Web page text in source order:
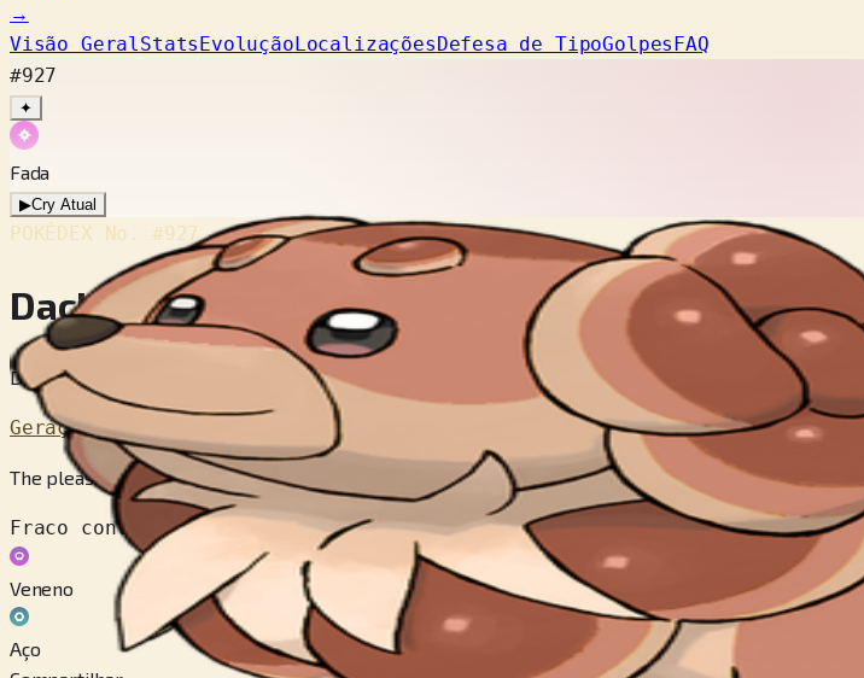
→
Visão GeralStatsEvoluçãoLocalizaçõesDefesa de TipoGolpesFAQ
#927
✦
Fada
▶Cry Atual
POKÉDEX No. #927
Dachsbun
Dog Pokémon
Geração 9
The pleasant aroma that emanates from this Pokémon’s body helps wheat grow, so Dachsbun has
Fraco contra
Veneno
Aço